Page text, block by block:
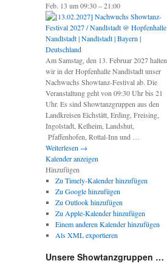
Feb. 13 um 09:30 – 21:00
Am Samstag, den 13. Februar 2027 halten
wir in der Hopfenhalle Nandlstadt unser
Nachwuchs Showtanz-Festival ab. Die
Veranstaltung geht von 09:30 Uhr bis 21
Uhr. Es sind Showtanzgruppen aus den
Landkreisen Eichstätt, Erding, Freising,
Ingolstadt, Kelheim, Landshut,
Pfaffenhofen, Rottal-Inn und …
Weiterlesen →
Kalender anzeigen
Hinzufügen
Zu Timely-Kalender hinzufügen
Zu Google hinzufügen
Zu Outlook hinzufügen
Zu Apple-Kalender hinzufügen
Einem anderen Kalender hinzufügen
Als XML exportieren
Unsere Showtanzgruppen …